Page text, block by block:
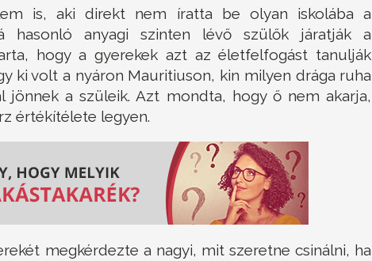
is, aki direkt nem íratta be olyan iskolába a
hasonló anyagi szinten lévő szülők járatják a
hogy a gyerekek azt az életfelfogást tanulják
ki volt a nyáron Mauritiuson, kin milyen drága ruha
jönnek a szüleik. Azt mondta, hogy ő nem akarja,
értékítélete legyen.
megkérdezte a nagyi, mit szeretne csinálni, ha